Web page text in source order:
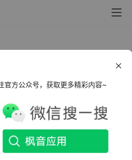
NFC标签制作工具
年1月23日
官方公众号，获取更多精彩内容~